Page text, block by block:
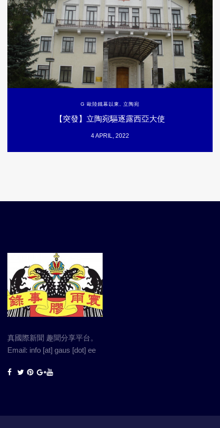
G 歐陸鐵幕以東, 立陶宛
【突發】立陶宛驅逐露西亞大使
4 APRIL, 2022
真國際新聞 趣聞分享平台。
Email: info [at] gaus [dot] ee